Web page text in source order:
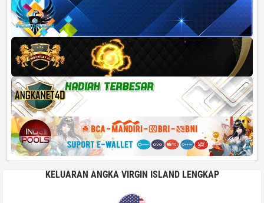
KELUARAN ANGKA VIRGIN ISLAND LENGKAP